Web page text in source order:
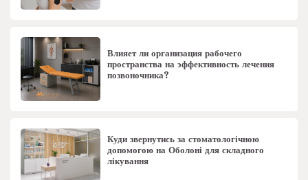
Влияет ли организация рабочего
пространства на эффективность лечения
позвоночника?
Куди звернутись за стоматологічною
допомогою на Оболоні для складного
лікування